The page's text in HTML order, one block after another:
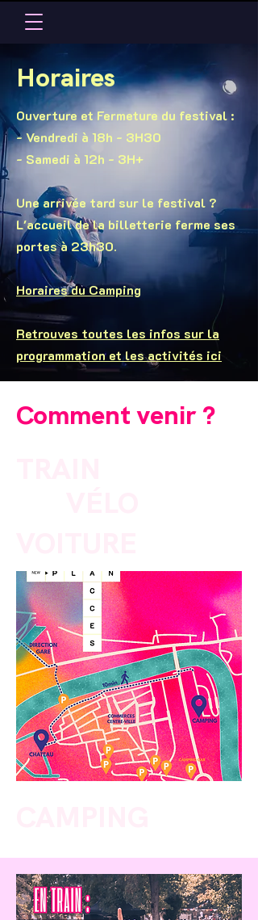
Horaires
Ouverture et Fermeture du festival :
- Vendredi à 18h - 3H30
- Samedi à 12h - 3H+
Une arrivée tard sur le festival ?
L'accueil de la billetterie ferme ses
portes à 23h30.
Horaires du Camping
Retrouves toutes les infos sur la
programmation et les activités ici
Comment venir ?